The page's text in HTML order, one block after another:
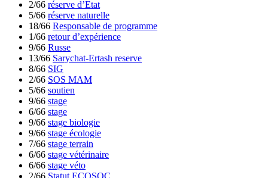
2/66 réserve d’Etat
5/66 réserve naturelle
18/66 Responsable de programme
1/66 retour d’expérience
9/66 Russe
13/66 Sarychat-Ertash reserve
8/66 SIG
2/66 SOS MAM
5/66 soutien
9/66 stage
6/66 stage
9/66 stage biologie
9/66 stage écologie
7/66 stage terrain
6/66 stage vétérinaire
6/66 stage véto
2/66 Statut ECOSOC